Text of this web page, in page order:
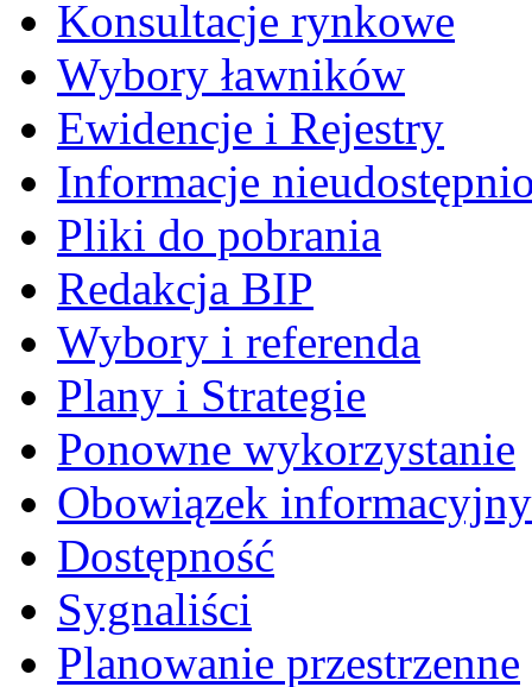
Konsultacje rynkowe
Wybory ławników
Ewidencje i Rejestry
Informacje
Pliki do pobrania
Redakcja BIP
Wybory i referenda
Plany i Strategie
Ponowne wykorzystanie
Obowiązek informacyjny
Dostępność
Sygnaliści
Planowanie przestrzenne